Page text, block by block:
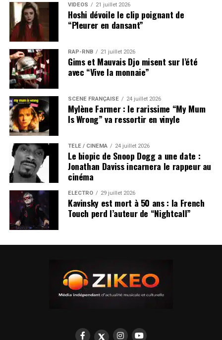
VIDEOS 21 juillet 2026
Hoshi dévoile le clip poignant de
“Pleurer en dansant”
RAP-RNB 21 juillet 2026
Gims et Mauvais Djo misent sur l’été
avec “Vive la monnaie”
SCÈNE FRANÇAISE 24 juillet 2026
Mylène Farmer : le rarissime “My Mum
Is Wrong” va ressortir en vinyle
TÉLÉ / CINÉMA 24 juillet 2026
Le biopic de Snoop Dogg a une date :
Jonathan Daviss incarnera le rappeur au
cinéma
ÉLECTRO 29 juillet 2026
Kavinsky est mort à 50 ans : la French
Touch perd l’auteur de “Nightcall”